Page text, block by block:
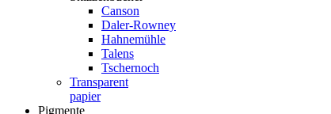
Canson
Daler-Rowney
Hahnemühle
Talens
Tschernoch
Transparent
papier
Pigmente